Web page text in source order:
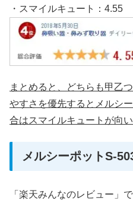
・スマイルキュート：4.55
まとめると、どちらも甲乙
やすさを優先するとメルシ
合はスマイルキュートが向
メルシーポットS-
「楽天みんなのレビュー」